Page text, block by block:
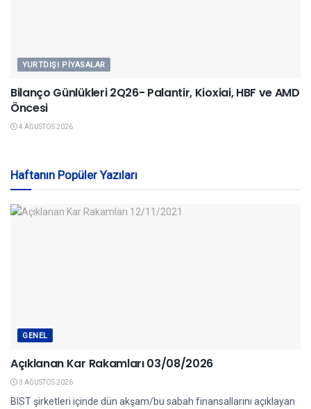
YURTDIŞI PIYASALAR
Bilanço Günlükleri 2Q26- Palantir, Kioxiai, HBF ve AMD
Öncesi
4 AĞUSTOS 2026
Haftanın Popüler Yazıları
GENEL
Açıklanan Kar Rakamları 03/08/2026
3 AĞUSTOS 2026
BIST şirketleri içinde dün akşam/bu sabah finansallarını açıklayan